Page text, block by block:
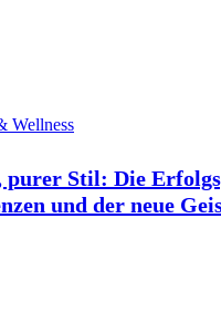
Wellness
purer Stil: Die
und der neue